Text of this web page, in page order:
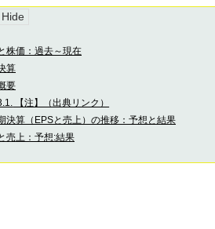
株価：過去～現在
算
要
【注】（出典リンク）
決算（EPSと売上）の推移：予想と結果
売上：予想:結果